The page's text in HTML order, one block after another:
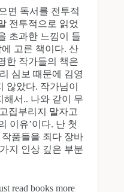
면 독서를 전투적
전투적으로 읽었
초과한 느낌이 들
고른 책이다. 산
한 작가들의 책은
심보 때문에 김영
않았다. 작가님이
해서.. 나와 같이 무
집부리지 말자고
이유’이다. 난 첫
품들을 죄다 장바
지 인상 깊은 부분
read books more